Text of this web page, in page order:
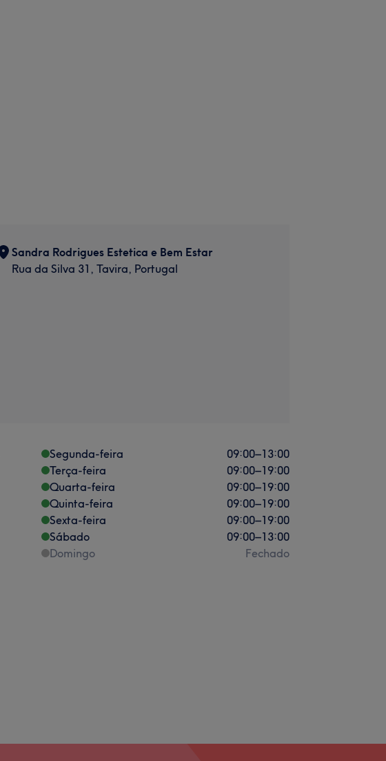
Sandra Rodrigues Estetica e Bem Estar
Rua da Silva 31, Tavira, Portugal
Segunda-feira 09:00–13:00
Terça-feira
09:00–19:00
Quarta-feira
09:00–19:00
Quinta-feira
09:00–19:00
Sexta-feira
09:00–19:00
Sábado
09:00–13:00
Domingo
Fechado